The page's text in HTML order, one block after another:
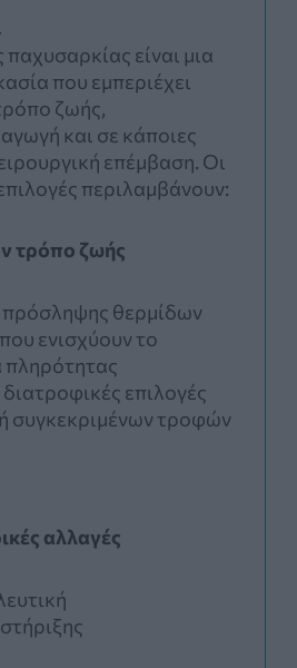
είναι μια
που εμπεριέχει
ζωής,
και σε κάποιες
επέμβαση. Οι
περιλαμβάνουν:
τρόπο ζωής
θερμίδων
ενισχύουν το
πληρότητας
διατροφικές επιλογές
συγκεκριμένων τροφών
αλλαγές